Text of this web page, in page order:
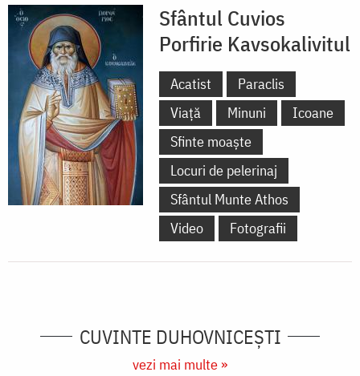
Sfântul Cuvios
Porfirie Kavsokalivitul
Acatist
Paraclis
Viață
Minuni
Icoane
Sfinte moaște
Locuri de pelerinaj
Sfântul Munte Athos
Video
Fotografii
CUVINTE DUHOVNICEȘTI
vezi mai multe »